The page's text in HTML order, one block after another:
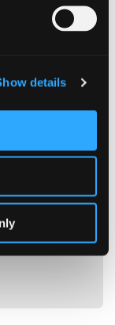
details